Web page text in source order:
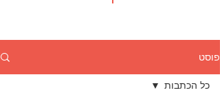
פוסט
כל הכתבות